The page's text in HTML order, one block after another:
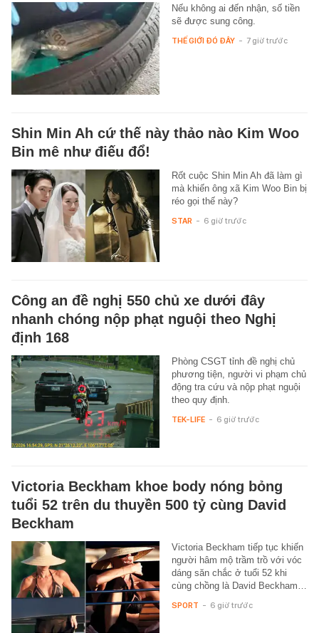
Nếu không ai đến nhận, số tiền
sẽ được sung công.
THẾ GIỚI ĐÓ ĐÂY - 7 giờ trước
Shin Min Ah cứ thế này thảo nào Kim Woo
Bin mê như điếu đổ!
Rốt cuộc Shin Min Ah đã làm gì
mà khiến ông xã Kim Woo Bin bị
réo gọi thế này?
STAR - 6 giờ trước
Công an đề nghị 550 chủ xe dưới đây
nhanh chóng nộp phạt nguội theo Nghị
định 168
Phòng CSGT tỉnh đề nghị chủ
phương tiện, người vi phạm chủ
động tra cứu và nộp phạt nguội
theo quy định.
TEK-LIFE - 6 giờ trước
Victoria Beckham khoe body nóng bỏng
tuổi 52 trên du thuyền 500 tỷ cùng David
Beckham
Victoria Beckham tiếp tục khiến
người hâm mộ trầm trồ với vóc
dáng săn chắc ở tuổi 52 khi
cùng chồng là David Beckham…
SPORT - 6 giờ trước